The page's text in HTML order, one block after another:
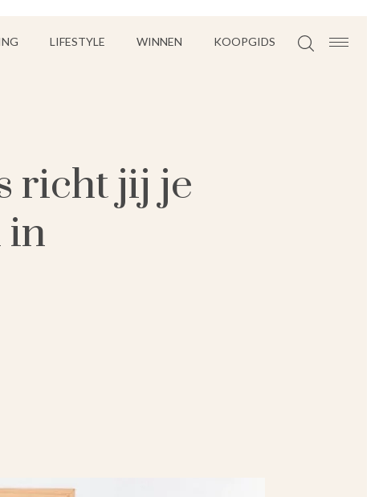
LIFESTYLE WINNEN KOOPGIDS
richt jij je
in